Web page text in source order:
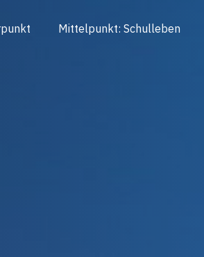
Mittelpunkt: Schulleben